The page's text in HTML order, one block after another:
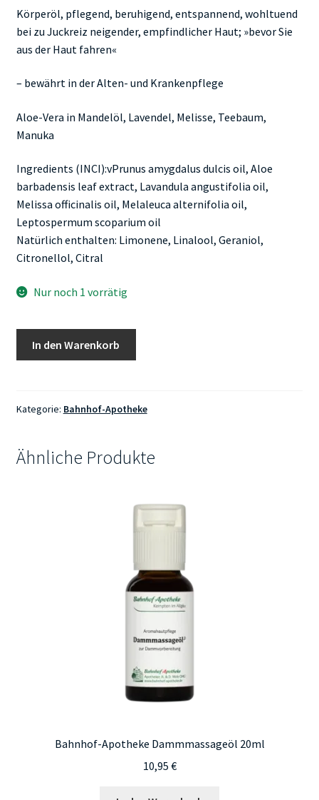
Körperöl, pflegend, beruhigend, entspannend, wohltuend
bei zu Juckreiz neigender, empfindlicher Haut; »bevor Sie
aus der Haut fahren«
– bewährt in der Alten- und Krankenpflege
Aloe-Vera in Mandelöl, Lavendel, Melisse, Teebaum,
Manuka
Ingredients (INCI):vPrunus amygdalus dulcis oil, Aloe
barbadensis leaf extract, Lavandula angustifolia oil,
Melissa officinalis oil, Melaleuca alternifolia oil,
Leptospermum scoparium oil
Natürlich enthalten: Limonene, Linalool, Geraniol,
Citronellol, Citral
Nur noch 1 vorrätig
Öl
In den Warenkorb
Kategorie: Bahnhof-Apotheke
Ähnliche Produkte
Bahnhof-Apotheke Dammmassageöl 20ml
10,95 €